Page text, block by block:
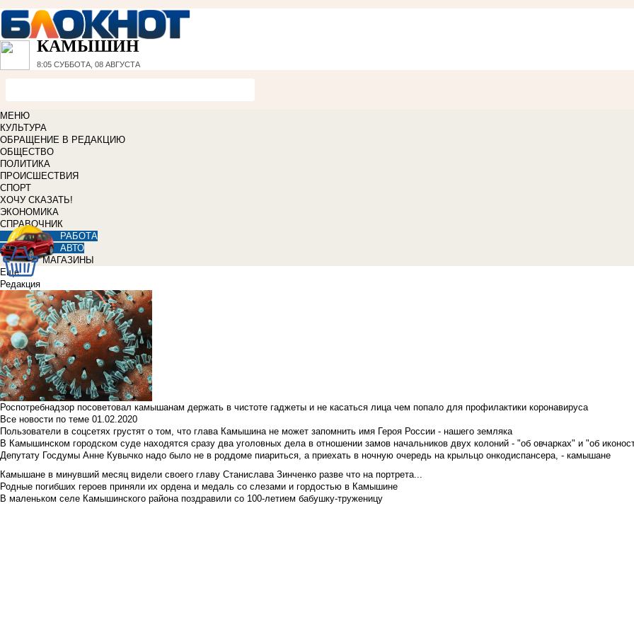
КАМЫШИН
8:05 СУББОТА, 08 АВГУСТА
МЕНЮ
КУЛЬТУРА
ОБРАЩЕНИЕ В РЕДАКЦИЮ
ОБЩЕСТВО
ПОЛИТИКА
ПРОИСШЕСТВИЯ
СПОРТ
ХОЧУ СКАЗАТЬ!
ЭКОНОМИКА
СПРАВОЧНИК
РАБОТА
АВТО
МАГАЗИНЫ
Еще
Редакция
Роспотребнадзор посоветовал камышанам держать в чистоте гаджеты и не касаться лица чем попало для профилактики коронавируса
Все новости по теме 01.02.2020
Пользователи в соцсетях грустят о том, что глава Камышина не может запомнить имя Героя России - нашего земляка
В Камышинском городском суде находятся сразу два уголовных дела в отношении замов начальников двух колоний - "об овчарках" и "об
Депутату Госдумы Анне Кувычко надо было не в роддоме пиариться, а приехать в ночную очередь на крыльцо онкодиспансера, - камышане
Камышане в минувший месяц видели своего главу Станислава Зинченко разве что на портрета...
Родные погибших героев приняли их ордена и медаль со слезами и гордостью в Камышине
В маленьком селе Камышинского района поздравили со 100-летием бабушку-труженицу